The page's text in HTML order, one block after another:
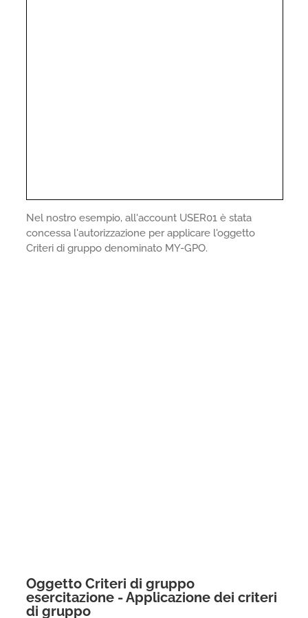
Nel nostro esempio, all'account USER01 è stata
concessa l'autorizzazione per applicare l'oggetto
Criteri di gruppo denominato MY-GPO.
Oggetto Criteri di gruppo
esercitazione - Applicazione dei criteri
di gruppo